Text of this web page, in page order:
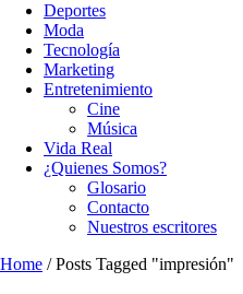
Deportes
Moda
Tecnología
Marketing
Entretenimiento
Cine
Música
Vida Real
¿Quienes Somos?
Glosario
Contacto
Nuestros escritores
Home /Posts Tagged "impresión"